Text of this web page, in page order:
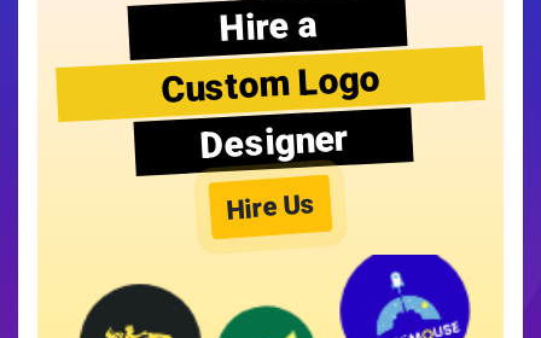
Hire a
Custom Logo
Designer
Hire Us